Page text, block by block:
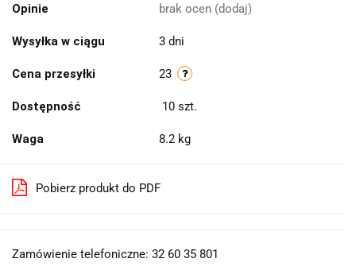
Opinie brak ocen (dodaj)
Wysyłka w ciągu 3 dni
Cena przesyłki 23
Dostępność 10 szt.
Waga 8.2 kg
Pobierz produkt do PDF
Zamówienie telefoniczne: 32 60 35 801